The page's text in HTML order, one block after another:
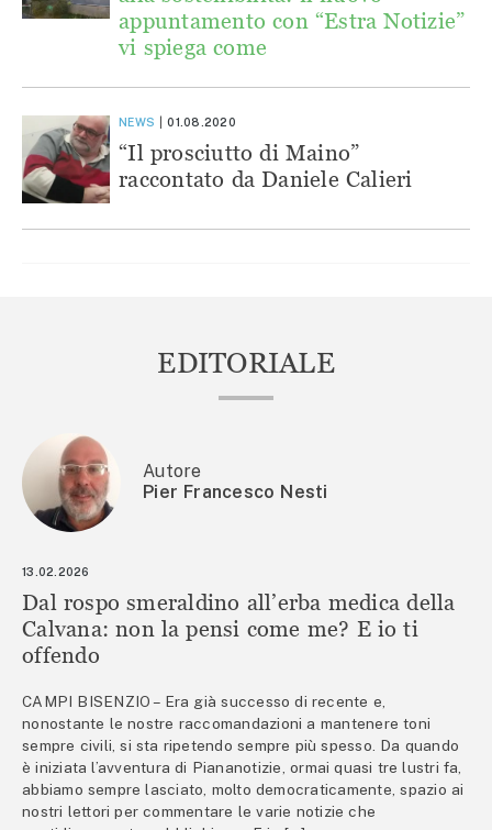
appuntamento con “Estra Notizie”
vi spiega come
NEWS 01.08.2020
“Il prosciutto di Maino”
raccontato da Daniele Calieri
EDITORIALE
Autore
Pier Francesco Nesti
13.02.2026
Dal rospo smeraldino all’erba medica della
Calvana: non la pensi come me? E io ti
offendo
CAMPI BISENZIO – Era già successo di recente e,
nonostante le nostre raccomandazioni a mantenere toni
sempre civili, si sta ripetendo sempre più spesso. Da quando
è iniziata l’avventura di Piananotizie, ormai quasi tre lustri fa,
abbiamo sempre lasciato, molto democraticamente, spazio ai
nostri lettori per commentare le varie notizie che